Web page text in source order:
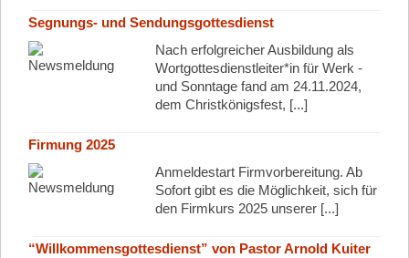
Segnungs- und Sendungsgottesdienst
Nach erfolgreicher Ausbildung als
Wortgottesdienstleiter*in für Werk -
und Sonntage fand am 24.11.2024,
dem Christkönigsfest, [...]
Firmung 2025
Anmeldestart Firmvorbereitung. Ab
Sofort gibt es die Möglichkeit, sich für
den Firmkurs 2025 unserer [...]
“Willkommensgottesdienst” von Pastor Arnold Kuiter